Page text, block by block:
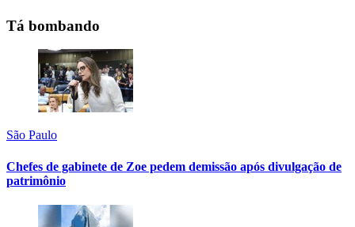
Tá bombando
São Paulo
Chefes de gabinete de Zoe pedem demissão após divulgação de
patrimônio